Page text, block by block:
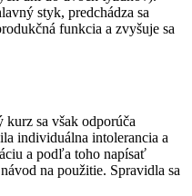
styk, predchádza sa
funkcia a zvyšuje sa
sa však odporúča
individuálna intolerancia a
a podľa toho napísať
na použitie. Spravidla sa